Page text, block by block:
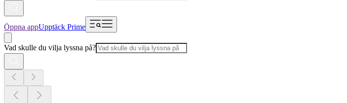
Öppna appUpptäck Prime
Vad skulle du vilja lyssna på?